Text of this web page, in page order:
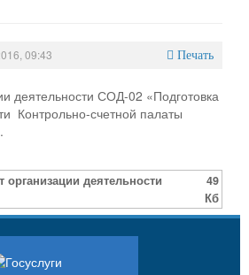
09:43 Печать
деятельности СОД-02 «Подготовка
Контрольно-счетной палаты
организации деятельности
49
Кб